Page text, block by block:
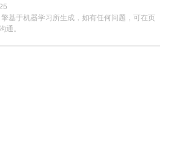
基于机器学习所生成，如有任何问题，可在页
。